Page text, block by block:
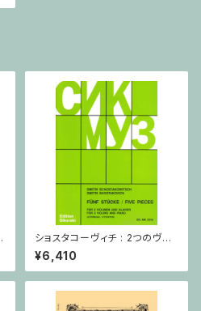
ショスタコーヴィチ : 2つのヴァ
イオリンとピアノのための 5つの
小品 / ヴァイオリン2とピアノ
¥6,410